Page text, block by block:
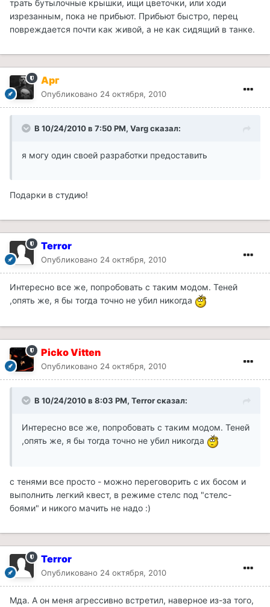
трать бутылочные крышки, ищи цветочки, или ходи
изрезанным, пока не прибьют. Прибьют быстро, перец
повреждается почти как живой, а не как сидящий в танке.
Арг
Опубликовано 24 октября, 2010
В 10/24/2010 в 7:50 PM, Varg сказал:
я могу один своей разработки предоставить
Подарки в студию!
Terror
Опубликовано 24 октября, 2010
Интересно все же, попробовать с таким модом. Теней
,опять же, я бы тогда точно не убил никогда
Picko Vitten
Опубликовано 24 октября, 2010
В 10/24/2010 в 8:03 PM, Terror сказал:
Интересно все же, попробовать с таким модом. Теней
,опять же, я бы тогда точно не убил никогда
с тенями все просто - можно переговорить с их босом и
выполнить легкий квест, в режиме стелс под "стелс-
боями" и никого мачить не надо :)
Terror
Опубликовано 24 октября, 2010
Мда. А он меня агрессивно встретил, наверное из-за того,